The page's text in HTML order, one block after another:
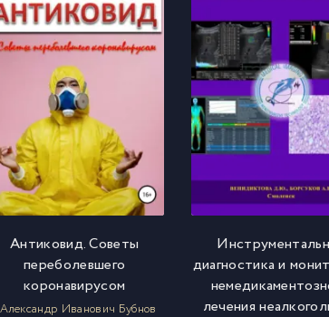
Антиковид. Советы
переболевшего
коронавирусом
Иванович Бубнов
диагностика и
лечения